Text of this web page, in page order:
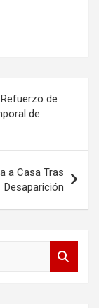
de
de
a Casa Tras
Desaparición